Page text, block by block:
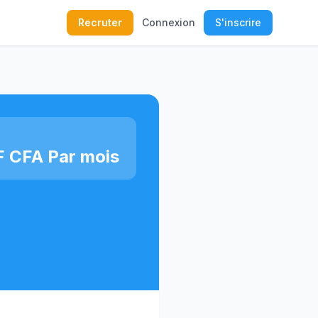
Recruter Connexion S'inscrire
Par mois